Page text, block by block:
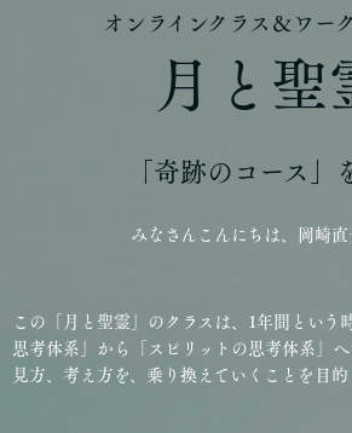
オンラインクラス＆ワー
月と聖
「奇跡のコース」
みなさんこんにちは、岡崎直
この「月と聖霊」のクラスは、1年間という
思考体系」から「スピリットの思考体系」
見方、考え方を、乗り換えていくことを目的